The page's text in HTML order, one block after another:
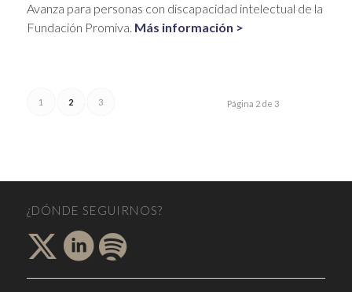
Avanza para personas con discapacidad intelectual de la
Fundación Promiva. Más información >
Página 2 de 3
1 2 3
¿DÓNDE SEGUIRNOS?